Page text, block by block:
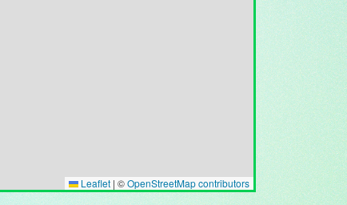
Leaflet | ©OpenStreetMap contributors